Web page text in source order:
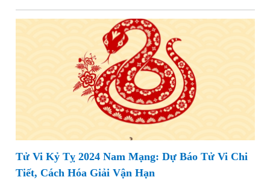
Tử Vi Kỷ Tỵ 2024 Nam Mạng: Dự Báo Tử Vi Chi
Tiết, Cách Hóa Giải Vận Hạn